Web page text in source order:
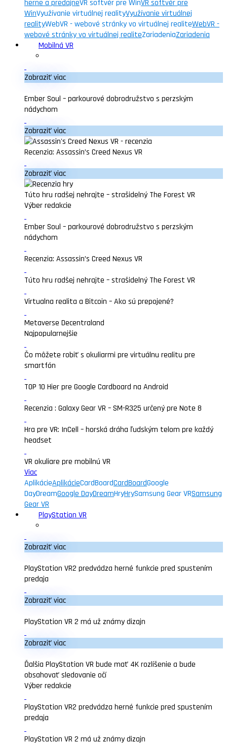
herne a predajneVR softvér pre WinVR softvér pre
WinVyužívanie virtuálnej realityVyužívanie virtuálnej
realityWebVR - webové stránky vo virtuálnej realiteWebVR -
webové stránky vo virtuálnej realiteZariadeniaZariadenia
Mobilná VR
Zobraziť viac
Ember Soul – parkourové dobrodružstvo s perzským
nádychom
Zobraziť viac
Recenzia: Assassin’s Creed Nexus VR
Zobraziť viac
Túto hru radšej nehrajte – strašidelný The Forest VR
Výber redakcie
Ember Soul – parkourové dobrodružstvo s perzským
nádychom
Recenzia: Assassin’s Creed Nexus VR
Túto hru radšej nehrajte – strašidelný The Forest VR
Virtualna realita a Bitcoin – Ako sú prepojené?
Metaverse Decentraland
Najpopularnejšie
Čo môžete robiť s okuliarmi pre virtuálnu realitu pre
smartfón
TOP 10 Hier pre Google Cardboard na Android
Recenzia : Galaxy Gear VR – SM-R325 určený pre Note 8
Hra pre VR: InCell – horská dráha ľudským telom pre každý
headset
VR okuliare pre mobilnú VR
Viac
AplikácieAplikácieCardBoardCardBoardGoogle
DayDreamGoogle DayDreamHryHrySamsung Gear VRSamsung
Gear VR
PlayStation VR
Zobraziť viac
PlayStation VR2 predvádza herné funkcie pred spustením
predaja
Zobraziť viac
PlayStation VR 2 má už známy dizajn
Zobraziť viac
Ďalšia PlayStation VR bude mať 4K rozlíšenie a bude
obsahovať sledovanie očí
Výber redakcie
PlayStation VR2 predvádza herné funkcie pred spustením
predaja
PlayStation VR 2 má už známy dizajn